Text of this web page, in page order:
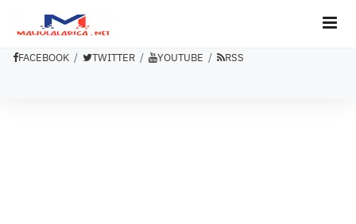
FACEBOOK TWITTER YOUTUBE RSS